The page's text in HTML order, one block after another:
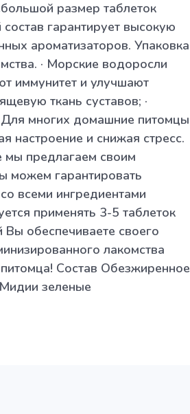
размер таблеток
гарантирует высокую
ароматизаторов. Упаковка
· Морские водоросли
иммунитет и улучшают
ткань суставов; ·
многих домашние питомцы
настроение и снижая стресс.
мы предлагаем своим
можем гарантировать
всеми ингредиентами
применять 3-5 таблеток
обеспечиваете своего
лакомства
Состав Обезжиренное
зеленые